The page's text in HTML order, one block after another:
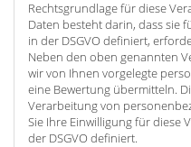
Rechtsgrundlage für diese
Daten besteht darin, dass sie
in der DSGVO definiert,
Neben den oben genannten
wir von Ihnen vorgelegte
eine Bewertung übermitteln.
Verarbeitung von
Sie Ihre Einwilligung für diese
der DSGVO definiert.